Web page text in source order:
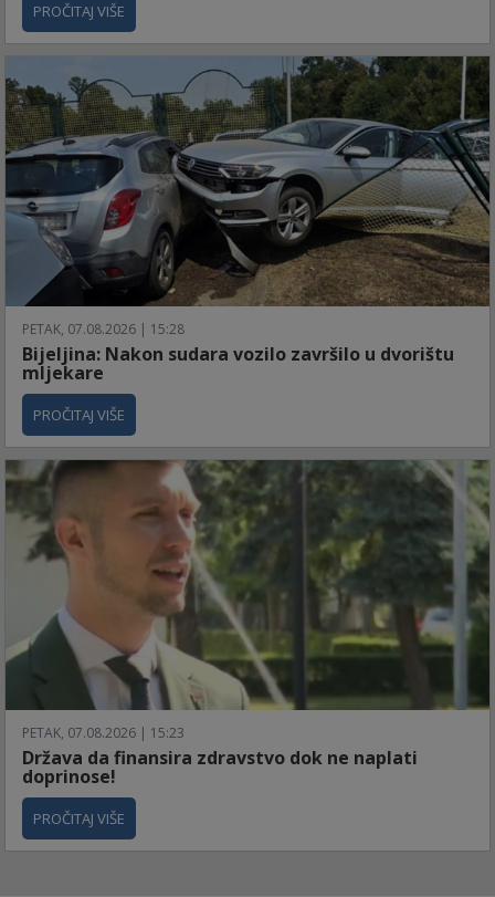
PROČITAJ VIŠE
PETAK, 07.08.2026 | 15:28
Bijeljina: Nakon sudara vozilo završilo u dvorištu
mljekare
PROČITAJ VIŠE
PETAK, 07.08.2026 | 15:23
Država da finansira zdravstvo dok ne naplati
doprinose!
PROČITAJ VIŠE